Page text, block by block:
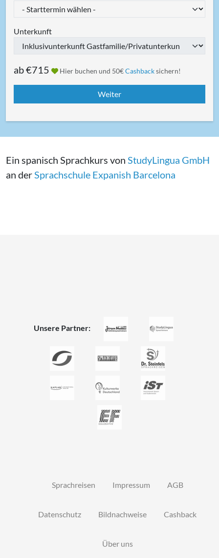
Unterkunft
ab€715 Hier buchen und 50€Cashbacksichern!
Ein spanisch Sprachkurs von StudyLingua GmbH
an der Sprachschule Expanish Barcelona
Unsere Partner:
Sprachreisen Impressum AGB
Datenschutz Bildnachweise Cashback
Über uns